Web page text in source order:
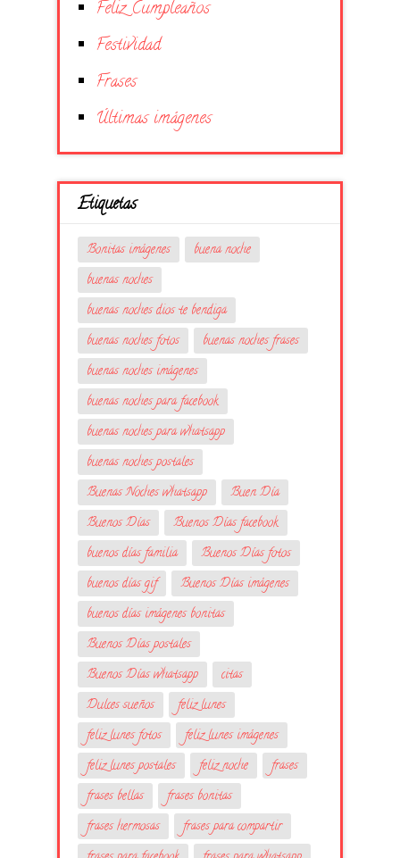
Feliz Cumpleaños
Festividad
Frases
Últimas imágenes
Etiquetas
Bonitas imágenes
buena noche
buenas noches
buenas noches dios te bendiga
buenas noches fotos
buenas noches frases
buenas noches imágenes
buenas noches para facebook
buenas noches para whatsapp
buenas noches postales
Buenas Noches whatsapp
Buen Día
Buenos Días
Buenos Días facebook
buenos días familia
Buenos Días fotos
buenos días gif
Buenos Días imágenes
buenos días imágenes bonitas
Buenos Días postales
Buenos Días whatsapp
citas
Dulces sueños
feliz lunes
feliz lunes fotos
feliz lunes imágenes
feliz lunes postales
feliz noche
frases
frases bellas
frases bonitas
frases hermosas
frases para compartir